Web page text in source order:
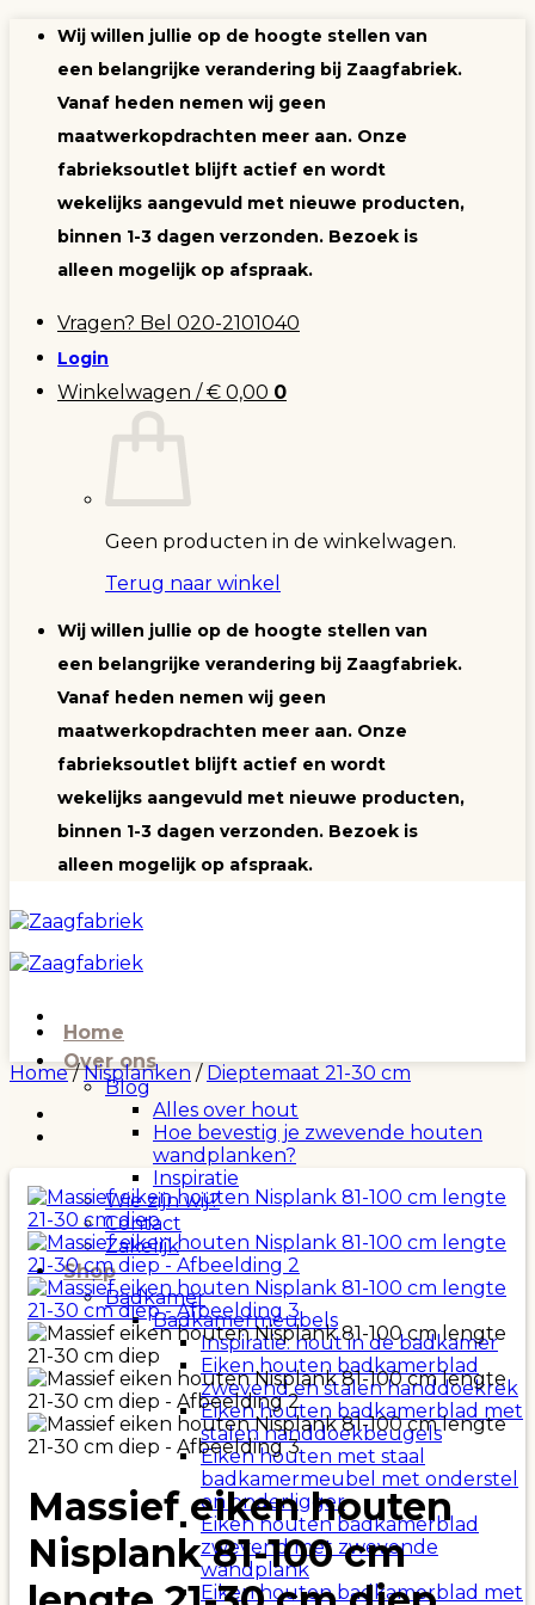
inhoud
Wij willen jullie op de hoogte stellen van
een belangrijke verandering bij Zaagfabriek.
Vanaf heden nemen wij geen
maatwerkopdrachten meer aan. Onze
fabrieksoutlet blijft actief en wordt
wekelijks aangevuld met nieuwe producten,
binnen 1-3 dagen verzonden. Bezoek is
alleen mogelijk op afspraak.
Vragen? Bel 020-2101040
Login
Winkelwagen /€ 0,00 0
Geen producten in de winkelwagen.
Terug naar winkel
Wij willen jullie op de hoogte stellen van
een belangrijke verandering bij Zaagfabriek.
Vanaf heden nemen wij geen
maatwerkopdrachten meer aan. Onze
fabrieksoutlet blijft actief en wordt
wekelijks aangevuld met nieuwe producten,
binnen 1-3 dagen verzonden. Bezoek is
alleen mogelijk op afspraak.
Home
Over ons
Blog
Alles over hout
Hoe bevestig je zwevende houten
wandplanken?
Inspiratie
Wie zijn wij?
Contact
Zakelijk
Shop
Badkamer
Badkamermeubels
Inspiratie: hout in de badkamer
Eiken houten badkamerblad
zwevend en stalen handdoekrek
Eiken houten badkamerblad met
stalen handdoekbeugels
Eiken houten met staal
badkamermeubel met onderstel
en onderligger
Eiken houten badkamerblad
zwevend met zwevende
wandplank
Eiken houten badkamerblad met
Home / Nisplanken / Dieptemaat 21-30 cm
Massief eiken houten
Nisplank 81-100 cm